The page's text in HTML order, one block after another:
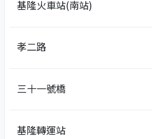
基隆火車站(南站)
孝二路
三十一號橋
基隆轉運站